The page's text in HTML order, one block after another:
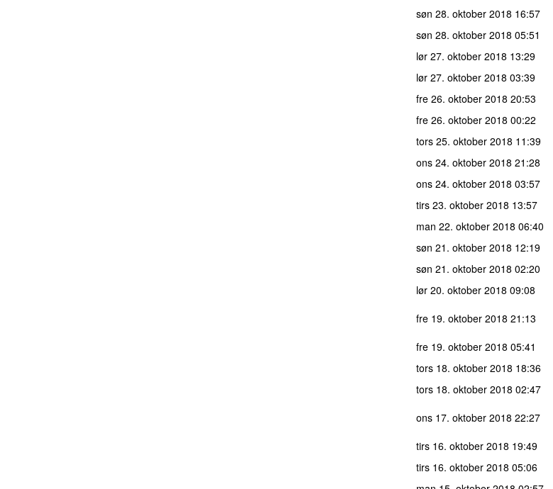
søn 28. oktober 2018 16:57
søn 28. oktober 2018 05:51
lør 27. oktober 2018 13:29
lør 27. oktober 2018 03:39
fre 26. oktober 2018 20:53
fre 26. oktober 2018 00:22
tors 25. oktober 2018 11:39
ons 24. oktober 2018 21:28
ons 24. oktober 2018 03:57
tirs 23. oktober 2018 13:57
man 22. oktober 2018 06:40
søn 21. oktober 2018 12:19
søn 21. oktober 2018 02:20
lør 20. oktober 2018 09:08
fre 19. oktober 2018 21:13
fre 19. oktober 2018 05:41
tors 18. oktober 2018 18:36
tors 18. oktober 2018 02:47
ons 17. oktober 2018 22:27
tirs 16. oktober 2018 19:49
tirs 16. oktober 2018 05:06